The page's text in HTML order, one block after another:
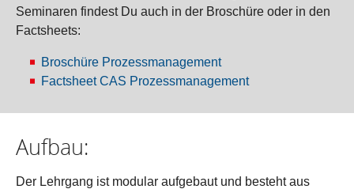
Seminaren findest Du auch in der Broschüre oder in den
Factsheets:
Broschüre Prozessmanagement
Factsheet CAS Prozessmanagement
Aufbau:
Der Lehrgang ist modular aufgebaut und besteht aus